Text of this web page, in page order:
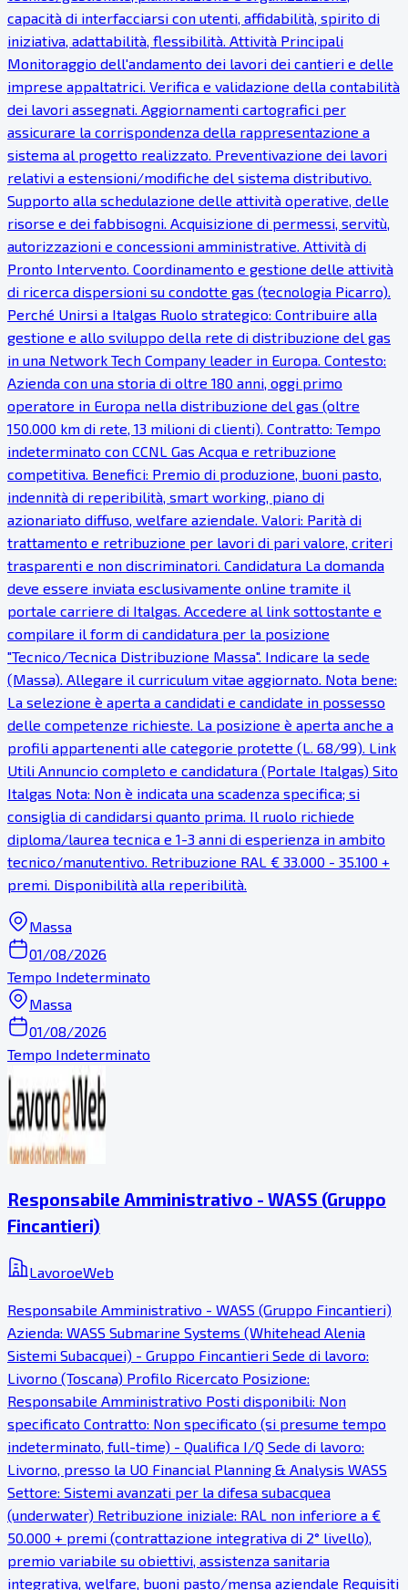
capacità di interfacciarsi con utenti, affidabilità, spirito di
iniziativa, adattabilità, flessibilità. Attività Principali
Monitoraggio dell'andamento dei lavori dei cantieri e delle
imprese appaltatrici. Verifica e validazione della contabilità
dei lavori assegnati. Aggiornamenti cartografici per
assicurare la corrispondenza della rappresentazione a
sistema al progetto realizzato. Preventivazione dei lavori
relativi a estensioni/modifiche del sistema distributivo.
Supporto alla schedulazione delle attività operative, delle
risorse e dei fabbisogni. Acquisizione di permessi, servitù,
autorizzazioni e concessioni amministrative. Attività di
Pronto Intervento. Coordinamento e gestione delle attività
di ricerca dispersioni su condotte gas (tecnologia Picarro).
Perché Unirsi a Italgas Ruolo strategico: Contribuire alla
gestione e allo sviluppo della rete di distribuzione del gas
in una Network Tech Company leader in Europa. Contesto:
Azienda con una storia di oltre 180 anni, oggi primo
operatore in Europa nella distribuzione del gas (oltre
150.000 km di rete, 13 milioni di clienti). Contratto: Tempo
indeterminato con CCNL Gas Acqua e retribuzione
competitiva. Benefici: Premio di produzione, buoni pasto,
indennità di reperibilità, smart working, piano di
azionariato diffuso, welfare aziendale. Valori: Parità di
trattamento e retribuzione per lavori di pari valore, criteri
trasparenti e non discriminatori. Candidatura La domanda
deve essere inviata esclusivamente online tramite il
portale carriere di Italgas. Accedere al link sottostante e
compilare il form di candidatura per la posizione
"Tecnico/Tecnica Distribuzione Massa". Indicare la sede
(Massa). Allegare il curriculum vitae aggiornato. Nota bene:
La selezione è aperta a candidati e candidate in possesso
delle competenze richieste. La posizione è aperta anche a
profili appartenenti alle categorie protette (L. 68/99). Link
Utili Annuncio completo e candidatura (Portale Italgas) Sito
Italgas Nota: Non è indicata una scadenza specifica; si
consiglia di candidarsi quanto prima. Il ruolo richiede
diploma/laurea tecnica e 1-3 anni di esperienza in ambito
tecnico/manutentivo. Retribuzione RAL € 33.000 - 35.100 +
premi. Disponibilità alla reperibilità.
Massa
01/08/2026
Tempo Indeterminato
Massa
01/08/2026
Tempo Indeterminato
Responsabile Amministrativo - WASS (Gruppo
Fincantieri)
LavoroeWeb
Responsabile Amministrativo - WASS (Gruppo Fincantieri)
Azienda: WASS Submarine Systems (Whitehead Alenia
Sistemi Subacquei) - Gruppo Fincantieri Sede di lavoro:
Livorno (Toscana) Profilo Ricercato Posizione:
Responsabile Amministrativo Posti disponibili: Non
specificato Contratto: Non specificato (si presume tempo
indeterminato, full-time) - Qualifica I/Q Sede di lavoro:
Livorno, presso la UO Financial Planning & Analysis WASS
Settore: Sistemi avanzati per la difesa subacquea
(underwater) Retribuzione iniziale: RAL non inferiore a €
50.000 + premi (contrattazione integrativa di 2° livello),
premio variabile su obiettivi, assistenza sanitaria
integrativa, welfare, buoni pasto/mensa aziendale Requisiti